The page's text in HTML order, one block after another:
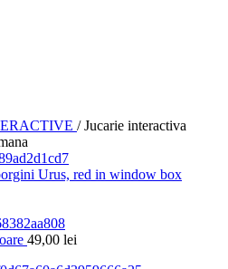
/ Jucarie interactiva
Urus, red in window box
49,00 lei